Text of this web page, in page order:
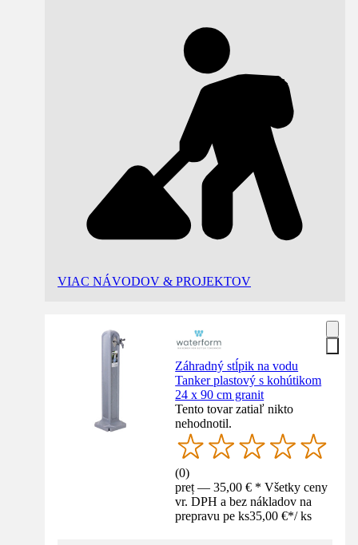
VIAC NÁVODOV & PROJEKTOV
Záhradný stĺpik na vodu
Tanker plastový s kohútikom
24 x 90 cm granit
Tento tovar zatiaľ nikto
nehodnotil.
(0)
preț — 35,00 € * Všetky ceny
vr. DPH a bez nákladov na
prepravu pe ks35,00 €*/ ks